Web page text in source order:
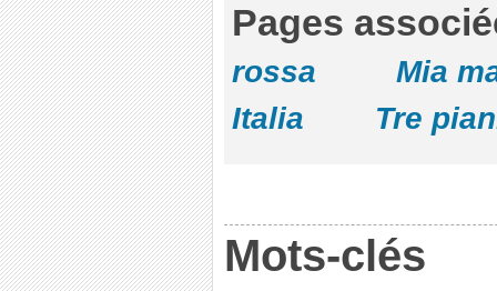
Pages
rossa
Mia
Italia
Tre
Mots-clés